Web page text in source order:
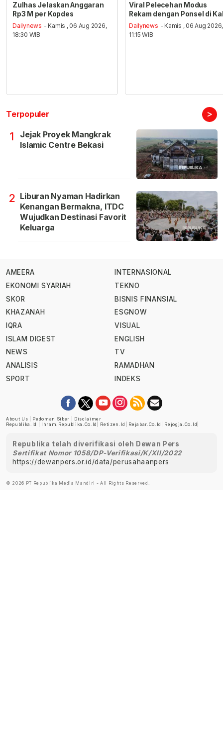
Zulhas Jelaskan Anggaran
Rp3 M per Kopdes
Dailynews - Kamis , 06 Aug 2026,
18:30 WIB
Viral Pelecehan Modus
Rekam dengan Ponsel di
Dailynews - Kamis , 06 Aug 2026,
11:15 WIB
Terpopuler >
1
Jejak Proyek Mangkrak
Islamic Centre Bekasi
2 Liburan Nyaman Hadirkan
Kenangan Bermakna, ITDC
Wujudkan Destinasi Favorit
Keluarga
AMEERA
EKONOMI SYARIAH
SKOR
KHAZANAH
IQRA
ISLAM DIGEST
NEWS
ANALISIS
SPORT
INTERNASIONAL
TEKNO
BISNIS FINANSIAL
ESGNOW
VISUAL
ENGLISH
TV
RAMADHAN
INDEKS
About Us Pedoman Siber
Disclaimer
Republika.id
Ihram.republika.co.id Retizen.id Rejabar.co.id Rejogja.co.id
Republika telah diverifikasi oleh Dewan Pers
Sertifikat Nomor 1058/DP-Verifikasi/K/XII/2022
https://dewanpers.or.id/data/perusahaanpers
© 2026 PT Republika Media Mandiri - All Rights Reserved.